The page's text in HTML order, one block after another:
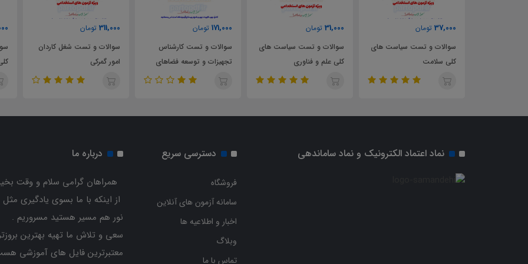
37,000 تومان
سوالات و تست سیاست های
کلی سلامت
31,000 تومان
سوالات و تست سیاست های
کلی علم و فناوری
171,000 تومان
سوالات و تست کارشناس
تجهیزات و توسعه فضاهای
آموزشی مدارس
311,000 تومان
سوالات و تست شغل کاردان
امور گمرکی
نماد اعتماد الکترونیک و نماد ساماندهی دسترسی سریع
فروشگاه
سامانه آزمون های آنلاین
اخبار و اطلاعیه ها
وبلاگ
تماس با ما
درباره ما
همراهان گرامی سلام و وقت
از اینکه با ما بسوی یادگیری
نور هم مسیر هستید مسروریم .
سعی و تلاش ما تهیه بهترین
معتبرترین فایل های آموزشی